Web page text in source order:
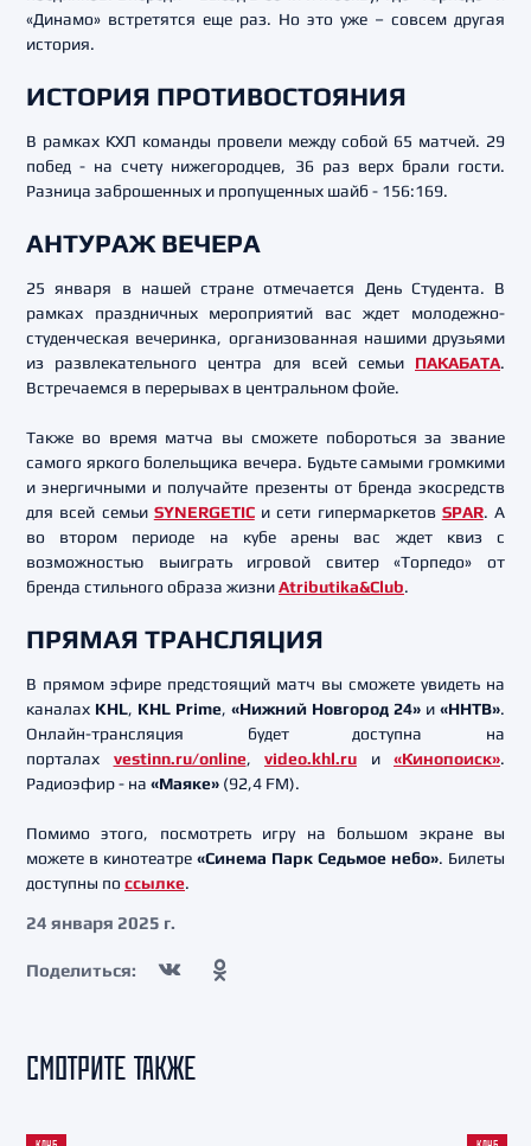
«Динамо» встретятся еще раз. Но это уже – совсем другая
история.
ИСТОРИЯ ПРОТИВОСТОЯНИЯ
В рамках КХЛ команды провели между собой 65 матчей. 29
побед - на счету нижегородцев, 36 раз верх брали гости.
Разница заброшенных и пропущенных шайб - 156:169.
АНТУРАЖ ВЕЧЕРА
25 января в нашей стране отмечается День Студента. В
рамках праздничных мероприятий вас ждет молодежно-
студенческая вечеринка, организованная нашими друзьями
из развлекательного центра для всей семьи ПАКАБАТА.
Встречаемся в перерывах в центральном фойе.
Также во время матча вы сможете побороться за звание
самого яркого болельщика вечера. Будьте самыми громкими
и энергичными и получайте презенты от бренда экосредств
для всей семьи SYNERGETICи сети гипермаркетов SPAR. А
во втором периоде на кубе арены вас ждет квиз с
возможностью выиграть игровой свитер «Торпедо» от
бренда стильного образа жизниAtributika&Club.
ПРЯМАЯ ТРАНСЛЯЦИЯ
В прямом эфире предстоящий матч вы сможете увидеть на
каналах KHL, KHL Prime, «Нижний Новгород 24» и «ННТВ».
Онлайн-трансляция будет доступна на
порталах vestinn.ru/online, video.khl.ru и «Кинопоиск».
Радиоэфир - на «Маяке» (92,4 FM).
Помимо этого, посмотреть игру на большом экране вы
можете в кинотеатре «Синема Парк Седьмое небо». Билеты
доступны по ссылке.
24 января 2025 г.
Поделиться:
СМОТРИТЕ ТАКЖЕ